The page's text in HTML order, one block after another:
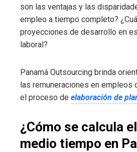
son las ventajas y las
empleo a tiempo completo?
proyecciones de desarrollo en
laboral?
Panamá Outsourcing brinda
las remuneraciones en empleos
el proceso de elaboración de
¿Cómo se calcula
medio tiempo en